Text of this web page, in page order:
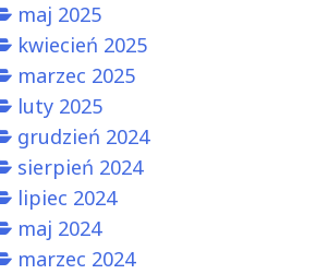
maj 2025
kwiecień 2025
marzec 2025
luty 2025
grudzień 2024
sierpień 2024
lipiec 2024
maj 2024
marzec 2024